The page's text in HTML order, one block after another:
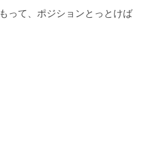
って、ポジションとっとけば